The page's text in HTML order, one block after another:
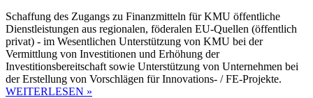
Schaffung des Zugangs zu Finanzmitteln für KMU öffentliche
Dienstleistungen aus regionalen, föderalen EU-Quellen (öffentlich
privat) - im Wesentlichen Unterstützung von KMU bei der
Vermittlung von Investitionen und Erhöhung der
Investitionsbereitschaft sowie Unterstützung von Unternehmen bei
der Erstellung von Vorschlägen für Innovations- / FE-Projekte.
WEITERLESEN »